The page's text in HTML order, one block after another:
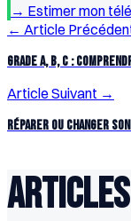
→ Estimer mon
← Article
Grade A, B, C :
Article Suivant →
Réparer ou changer